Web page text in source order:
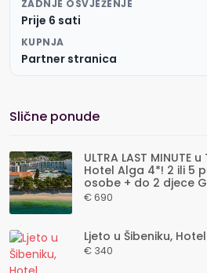
ZADNJE OSVJEŽENJE
Prije 6 sati
KUPNJA
Partner stranica
Slične ponude
ULTRA LAST MINUTE
Hotel Alga 4*! 2 ili 5
osobe + do 2 djece
€ 690
Ljeto u Šibeniku,
€ 340